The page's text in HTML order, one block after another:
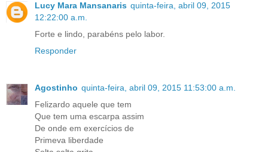
Lucy Mara Mansanaris quinta-feira, abril 09, 2015
12:22:00 a.m.
Forte e lindo, parabéns pelo labor.
Responder
Agostinho quinta-feira, abril 09, 2015 11:53:00 a.m.
Felizardo aquele que tem
Que tem uma escarpa assim
De onde em exercícios de
Primeva liberdade